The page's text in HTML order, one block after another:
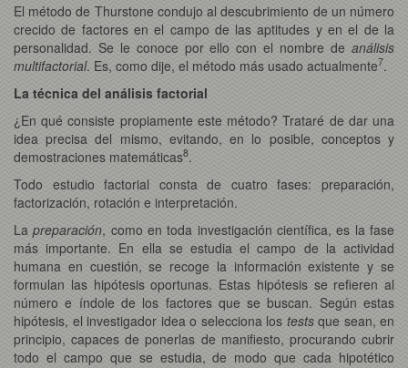
El método de Thurstone condujo al descubrimiento de un número
crecido de factores en el campo de las aptitudes y en el de la
personalidad. Se le conoce por ello con el nombre de análisis
multifactorial. Es, como dije, el método más usado actualmente7.
La técnica del análisis factorial
¿En qué consiste propiamente este método? Trataré de dar una
idea precisa del mismo, evitando, en lo posible, conceptos y
demostraciones matemáticas8.
Todo estudio factorial consta de cuatro fases: preparación,
factorización, rotación e interpretación.
Lapreparación, como en toda investigación científica, es la fase
más importante. En ella se estudia el campo de la actividad
humana en cuestión, se recoge la información existente y se
formulan las hipótesis oportunas. Estas hipótesis se refieren al
número e índole de los factores que se buscan. Según estas
hipótesis, el investigador idea o selecciona los testsque sean, en
principio, capaces de ponerlas de manifiesto, procurando cubrir
todo el campo que se estudia, de modo que cada hipotético